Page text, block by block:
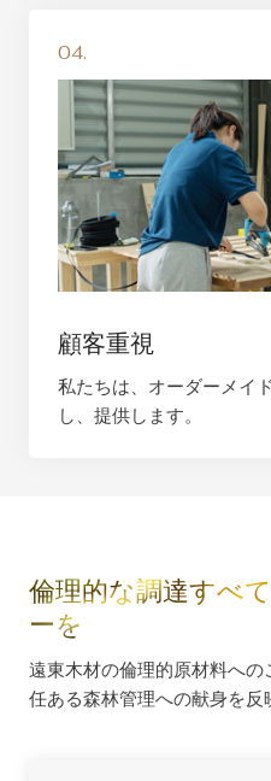
04.
顧客重視
私たちは、オーダーメイ
し、提供します。
倫理的な調達すべ
ーを
遠東木材の倫理的原材料へ
任ある森林管理への献身を反